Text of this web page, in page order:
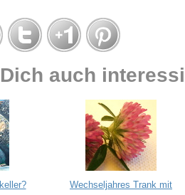
auch
Wechseljahres Trank mit